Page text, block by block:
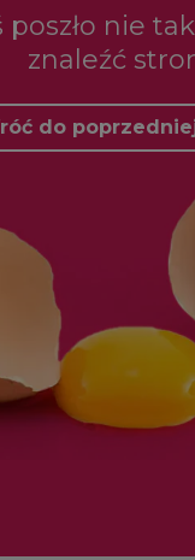
poszło nie
znaleźć
do